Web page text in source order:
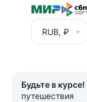
RUB, ₽
Будьте в курсе!
путешествия